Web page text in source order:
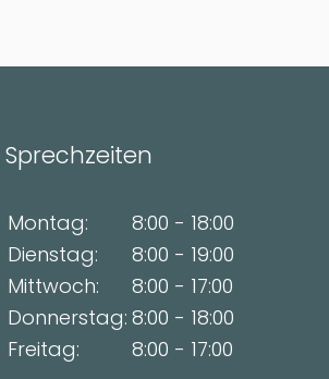
Sprechzeiten
Montag:
8:00 - 18:00
Dienstag:
8:00 - 19:00
Mittwoch:
8:00 - 17:00
Donnerstag: 8:00 - 18:00
Freitag:
8:00 - 17:00